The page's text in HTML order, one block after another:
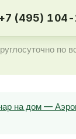
(495)
по
на дом —